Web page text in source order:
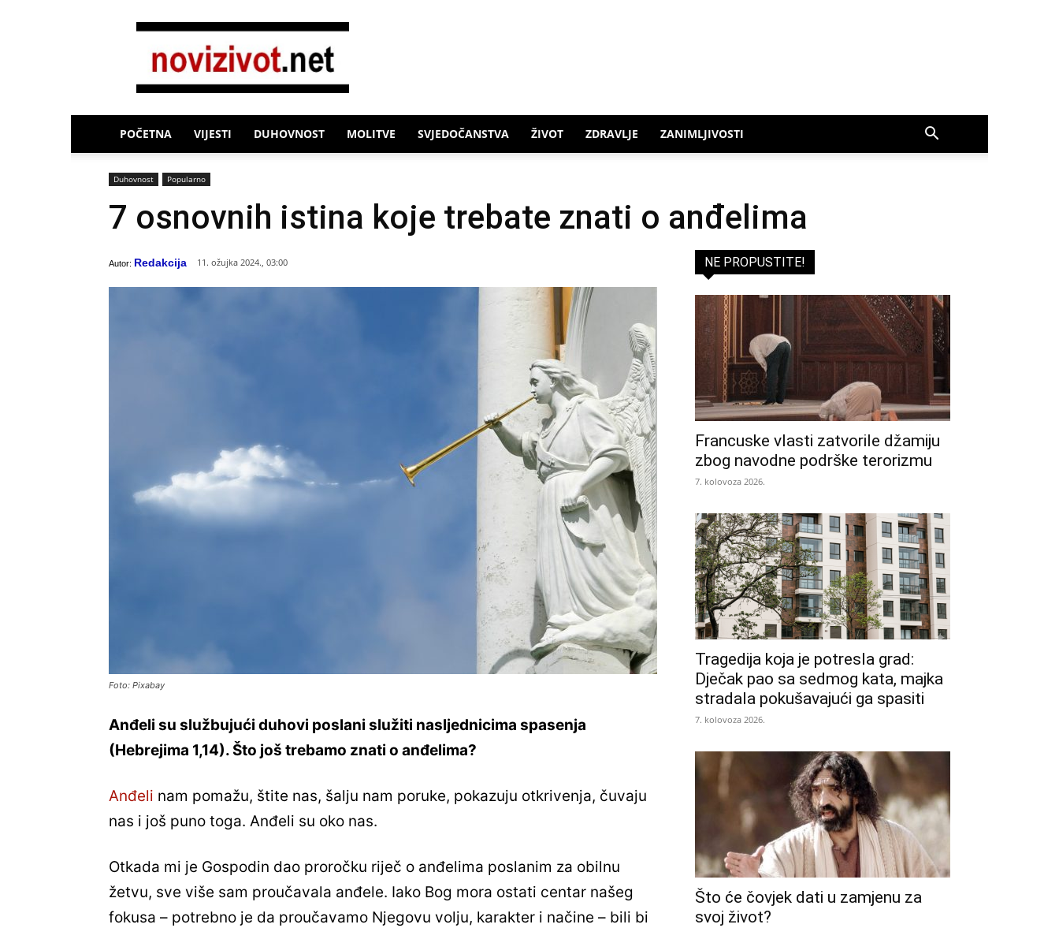
Novi
POČETNA VIJESTI DUHOVNOST MOLITVE SVJEDOČANSTVA ŽIVOT ZDRAVLJE ZANIMLJIVOSTI
Duhovnost Popularno
7 osnovnih istina koje trebate znati o anđelima
Autor: Redakcija 11. ožujka 2024., 03:00
Foto: Pixabay
Anđeli su službujući duhovi poslani služiti nasljednicima spasenja
(Hebrejima 1,14). Što još trebamo znati o anđelima?
Anđeli nam pomažu, štite nas, šalju nam poruke, pokazuju otkrivenja, čuvaju
nas i još puno toga. Anđeli su oko nas.
Otkada mi je Gospodin dao proročku riječ o anđelima poslanim za obilnu
žetvu, sve više sam proučavala anđele. Iako Bog mora ostati centar našeg
fokusa – potrebno je da proučavamo Njegovu volju, karakter i načine – bili bi
NE PROPUSTITE!
Francuske vlasti zatvorile džamiju
zbog navodne podrške terorizmu
7. kolovoza 2026.
Tragedija koja je potresla grad:
Dječak pao sa sedmog kata, majka
stradala pokušavajući ga spasiti
7. kolovoza 2026.
Što će čovjek dati u zamjenu za
svoj život?